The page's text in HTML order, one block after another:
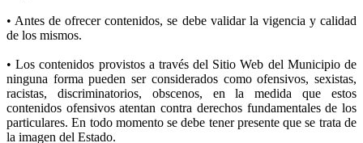
• Antes de ofrecer contenidos, se debe validar la vigencia y calidad
de los mismos.
• Los contenidos provistos a través del Sitio Web del Municipio de
ninguna forma pueden ser considerados como ofensivos, sexistas,
racistas, discriminatorios, obscenos, en la medida que estos
contenidos ofensivos atentan contra derechos fundamentales de los
particulares. En todo momento se debe tener presente que se trata de
la imagen del Estado.